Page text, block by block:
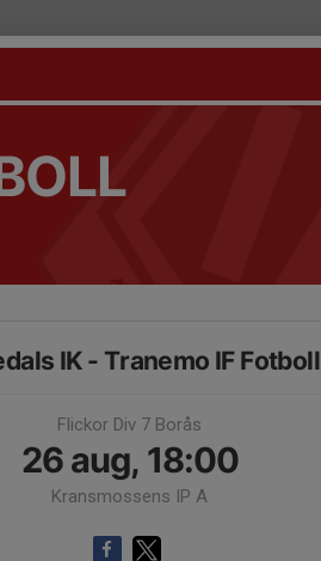
IK - Tranemo IF Fotboll
Flickor Div 7 Borås
26 aug, 18:00
Kransmossens IP A